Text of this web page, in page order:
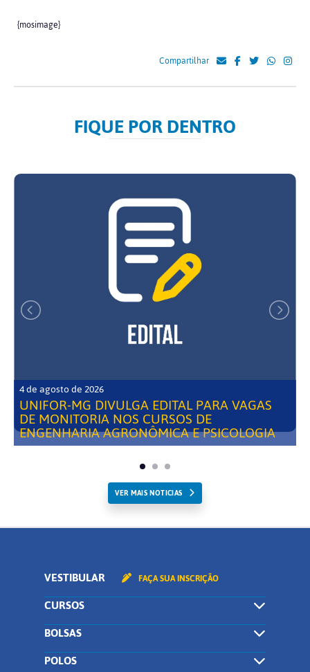
{mosimage}
Compartilhar
FIQUE POR DENTRO
4 de agosto de 2026
UNIFOR-MG DIVULGA EDITAL PARA VAGAS
DE MONITORIA NOS CURSOS DE
ENGENHARIA AGRONÔMICA E PSICOLOGIA
VER MAIS NOTICIAS
VESTIBULAR FAÇA SUA INSCRIÇÃO
CURSOS
BOLSAS
POLOS